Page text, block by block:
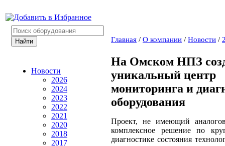
Новости
2026
2024
2023
2022
2021
2020
2018
2017
Главная / О компании / Новости /
На Омском НПЗ
уникальный центр
мониторинга и
оборудования
Проект, не имеющий
комплексное решение по
диагностике состояния